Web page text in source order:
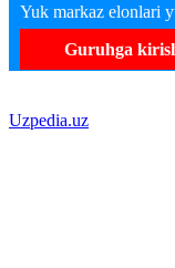
Yuk markaz elonlari
Guruhga
Uzpedia.uz